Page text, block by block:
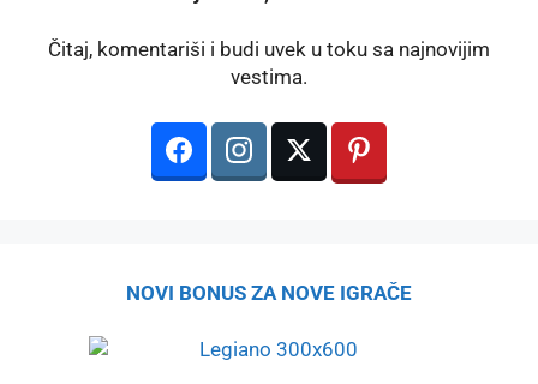
Čitaj, komentariši i budi uvek u toku sa najnovijim
vestima.
NOVI BONUS ZA NOVE IGRAČE